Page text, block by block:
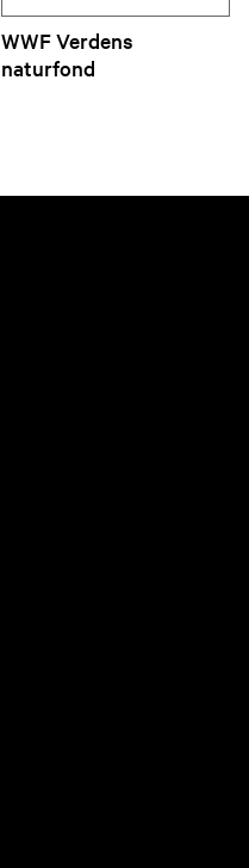
WWF Verdens
naturfond